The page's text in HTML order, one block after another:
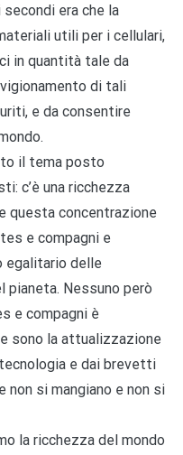
era che la
utili per i cellulari,
in quantità tale da
di tali
e da consentire
il tema posto
c’è una ricchezza
questa concentrazione
e compagni e
egalitario delle
Nessuno però
e compagni è
sono la attualizzazione
e dai brevetti
si mangiano e non si
la ricchezza del mondo